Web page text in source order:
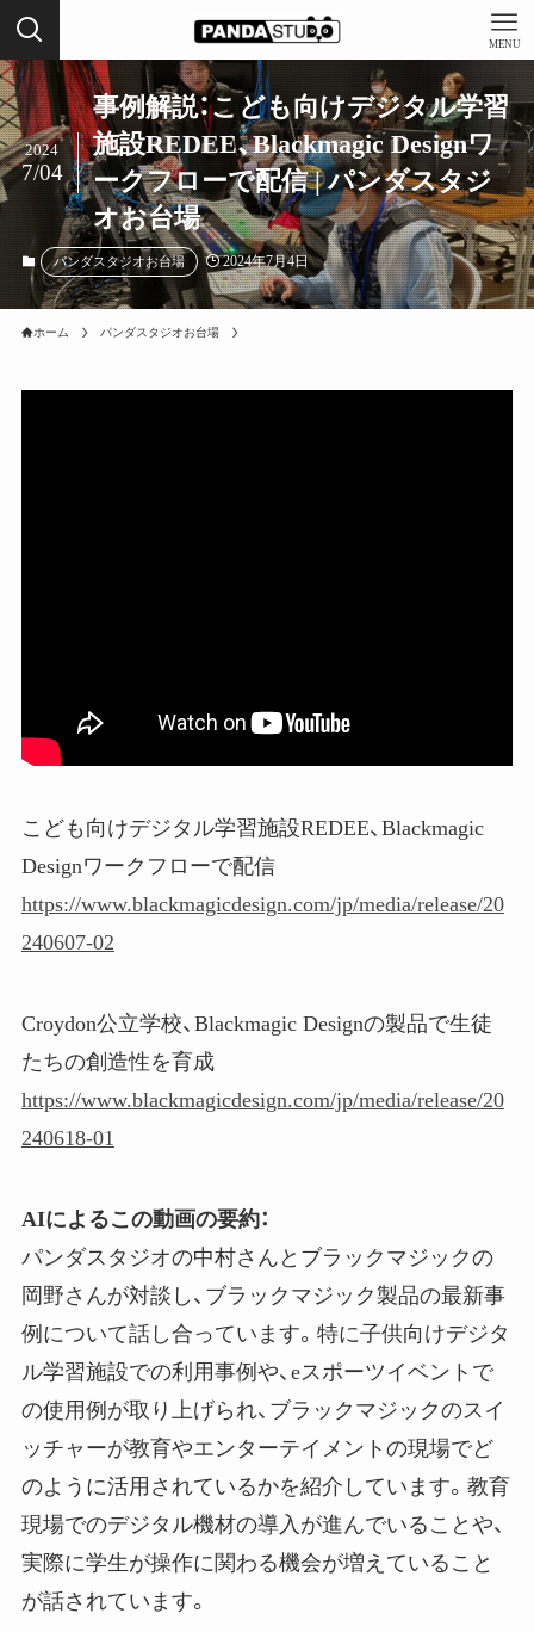
MENU
事例解説：こども向けデジタル学習
施設REDEE、Blackmagic Designワ
ークフローで配信 | パンダスタジ
オお台場
2024
7/04
パンダスタジオお台場 2024年7月4日
ホーム パンダスタジオお台場
こども向けデジタル学習施設REDEE、Blackmagic
Designワークフローで配信
https://www.blackmagicdesign.com/jp/media/release/20
240607-02
Croydon公立学校、Blackmagic Designの製品で生徒
たちの創造性を育成
https://www.blackmagicdesign.com/jp/media/release/20
240618-01
AIによるこの動画の要約：
パンダスタジオの中村さんとブラックマジックの
岡野さんが対談し、ブラックマジック製品の最新事
例について話し合っています。特に子供向けデジタ
ル学習施設での利用事例や、eスポーツイベントで
の使用例が取り上げられ、ブラックマジックのスイ
ッチャーが教育やエンターテイメントの現場でど
のように活用されているかを紹介しています。教育
現場でのデジタル機材の導入が進んでいることや、
実際に学生が操作に関わる機会が増えていること
が話されています。